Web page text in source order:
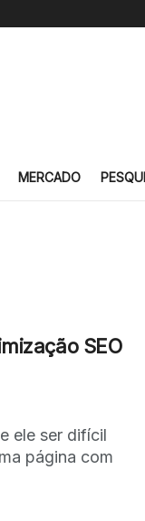
MERCADO
SEO
ele ser difícil
página com